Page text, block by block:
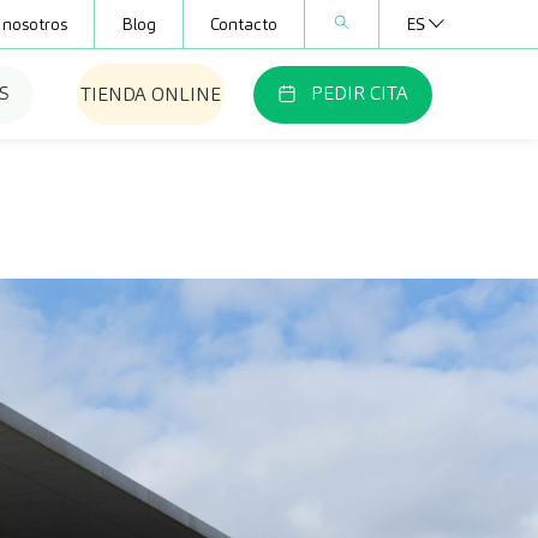
Blog Contacto ES
TIENDA ONLINE PEDIR CITA